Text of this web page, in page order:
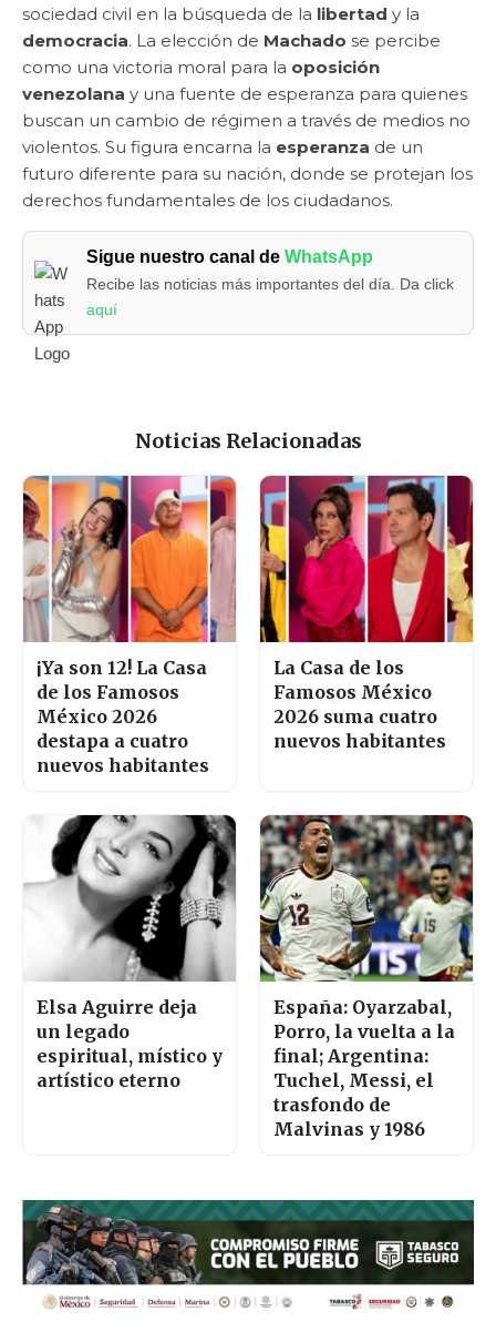
sociedad civil en la búsqueda de la libertad y la
democracia. La elección de Machado se percibe
como una victoria moral para la oposición
venezolana y una fuente de esperanza para quienes
buscan un cambio de régimen a través de medios no
violentos. Su figura encarna la esperanza de un
futuro diferente para su nación, donde se protejan los
derechos fundamentales de los ciudadanos.
Sigue nuestro canal deWhatsApp
Recibe las noticias más importantes del día. Da click
aquí
Noticias Relacionadas
¡Ya son 12! La Casa
de los Famosos
México 2026
destapa a cuatro
nuevos habitantes
La Casa de los
Famosos México
2026 suma cuatro
nuevos habitantes
Elsa Aguirre deja
un legado
espiritual, místico y
artístico eterno
España: Oyarzabal,
Porro, la vuelta a la
final; Argentina:
Tuchel, Messi, el
trasfondo de
Malvinas y 1986